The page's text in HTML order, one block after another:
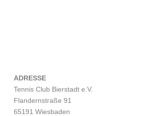
ADRESSE
Tennis Club Bierstadt e.V.
Flandernstraße 91
65191 Wiesbaden